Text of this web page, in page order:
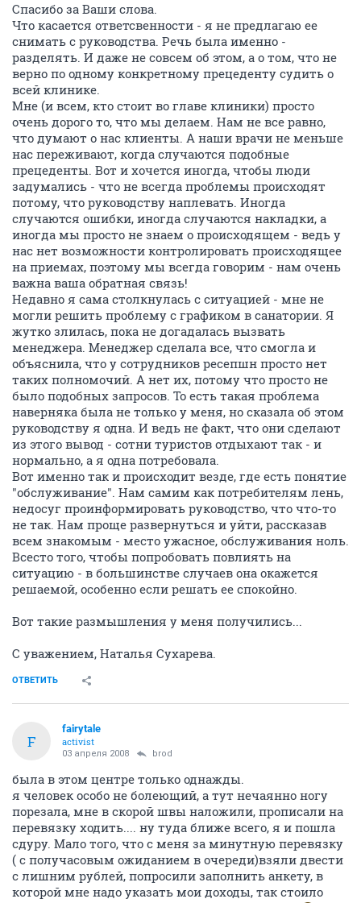
Спасибо за Ваши слова.
Что касается ответсвенности - я не предлагаю ее
снимать с руководства. Речь была именно -
разделять. И даже не совсем об этом, а о том, что не
верно по одному конкретному прецеденту судить о
всей клинике.
Мне (и всем, кто стоит во главе клиники) просто
очень дорого то, что мы делаем. Нам не все равно,
что думают о нас клиенты. А наши врачи не меньше
нас переживают, когда случаются подобные
прецеденты. Вот и хочется иногда, чтобы люди
задумались - что не всегда проблемы происходят
потому, что руководству наплевать. Иногда
случаются ошибки, иногда случаются накладки, а
иногда мы просто не знаем о происходящем - ведь у
нас нет возможности контролировать происходящее
на приемах, поэтому мы всегда говорим - нам очень
важна ваша обратная связь!
Недавно я сама столкнулась с ситуацией - мне не
могли решить проблему с графиком в санатории. Я
жутко злилась, пока не догадалась вызвать
менеджера. Менеджер сделала все, что смогла и
объяснила, что у сотрудников ресепшн просто нет
таких полномочий. А нет их, потому что просто не
было подобных запросов. То есть такая проблема
наверняка была не только у меня, но сказала об этом
руководству я одна. И ведь не факт, что они сделают
из этого вывод - сотни туристов отдыхают так - и
нормально, а я одна потребовала.
Вот именно так и происходит везде, где есть понятие
"обслуживание". Нам самим как потребителям лень,
недосуг проинформировать руководство, что что-то
не так. Нам проще развернуться и уйти, рассказав
всем знакомым - место ужасное, обслуживания ноль.
Всесто того, чтобы попробовать повлиять на
ситуацию - в большинстве случаев она окажется
решаемой, особенно если решать ее спокойно.
Вот такие размышления у меня получились...
С уважением, Наталья Сухарева.
ОТВЕТИТЬ
F
fairytale
activist
03 апреля 2008 brod
была в этом центре только однажды.
я человек особо не болеющий, а тут нечаянно ногу
порезала, мне в скорой швы наложили, прописали на
перевязку ходить.... ну туда ближе всего, я и пошла
сдуру. Мало того, что с меня за минутную перевязку
( с получасовым ожиданием в очереди)взяли двести
с лишним рублей, попросили заполнить анкету, в
которой мне надо указать мои доходы, так стоило